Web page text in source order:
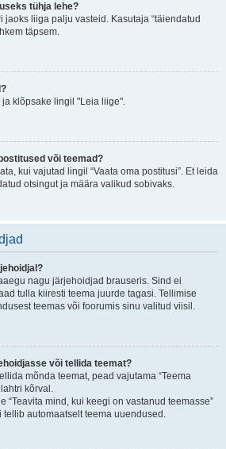
tühja lehe?
liiga palju vasteid. Kasutaja “täiendatud
täpsem.
klõpsake lingil "Leia liige".
või teemad?
kui vajutad lingil “Vaata oma postitusi”. Et leida
otsingut ja määra valikud sobivaks.
nagu järjehoidjad brauseris. Sind ei
tulla kiiresti teema juurde tagasi. Tellimise
teemas või foorumis sinu valitud viisil.
või tellida teemat?
mõnda teemat, pead vajutama “Teema
kõrval.
“Teavita mind, kui keegi on vastanud teemasse”
tellib automaatselt teema uuendused.